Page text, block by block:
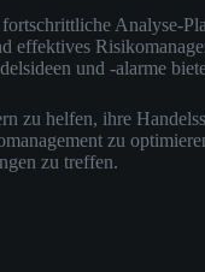
Analyse-
effektives
und -alarme
zu helfen, ihre
zu
zu treffen.